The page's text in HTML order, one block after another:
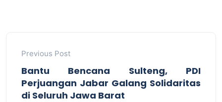
Previous Post
Bantu Bencana Sulteng, PDI
Perjuangan Jabar Galang Solidaritas
di Seluruh Jawa Barat